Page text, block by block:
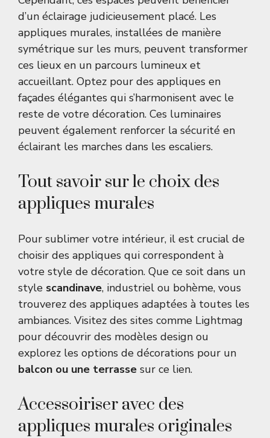
d’un éclairage judicieusement placé. Les
appliques murales, installées de manière
symétrique sur les murs, peuvent transformer
ces lieux en un parcours lumineux et
accueillant. Optez pour des appliques en
façades élégantes qui s’harmonisent avec le
reste de votre décoration. Ces luminaires
peuvent également renforcer la sécurité en
éclairant les marches dans les escaliers.
Tout savoir sur le choix des
appliques murales
Pour sublimer votre intérieur, il est crucial de
choisir des appliques qui correspondent à
votre style de décoration. Que ce soit dans un
style scandinave, industriel ou bohème, vous
trouverez des appliques adaptées à toutes les
ambiances. Visitez des sites comme Lightmag
pour découvrir des modèles design ou
explorez les options de décorations pour un
balcon ou une terrasse sur ce lien.
Accessoiriser avec des
appliques murales originales